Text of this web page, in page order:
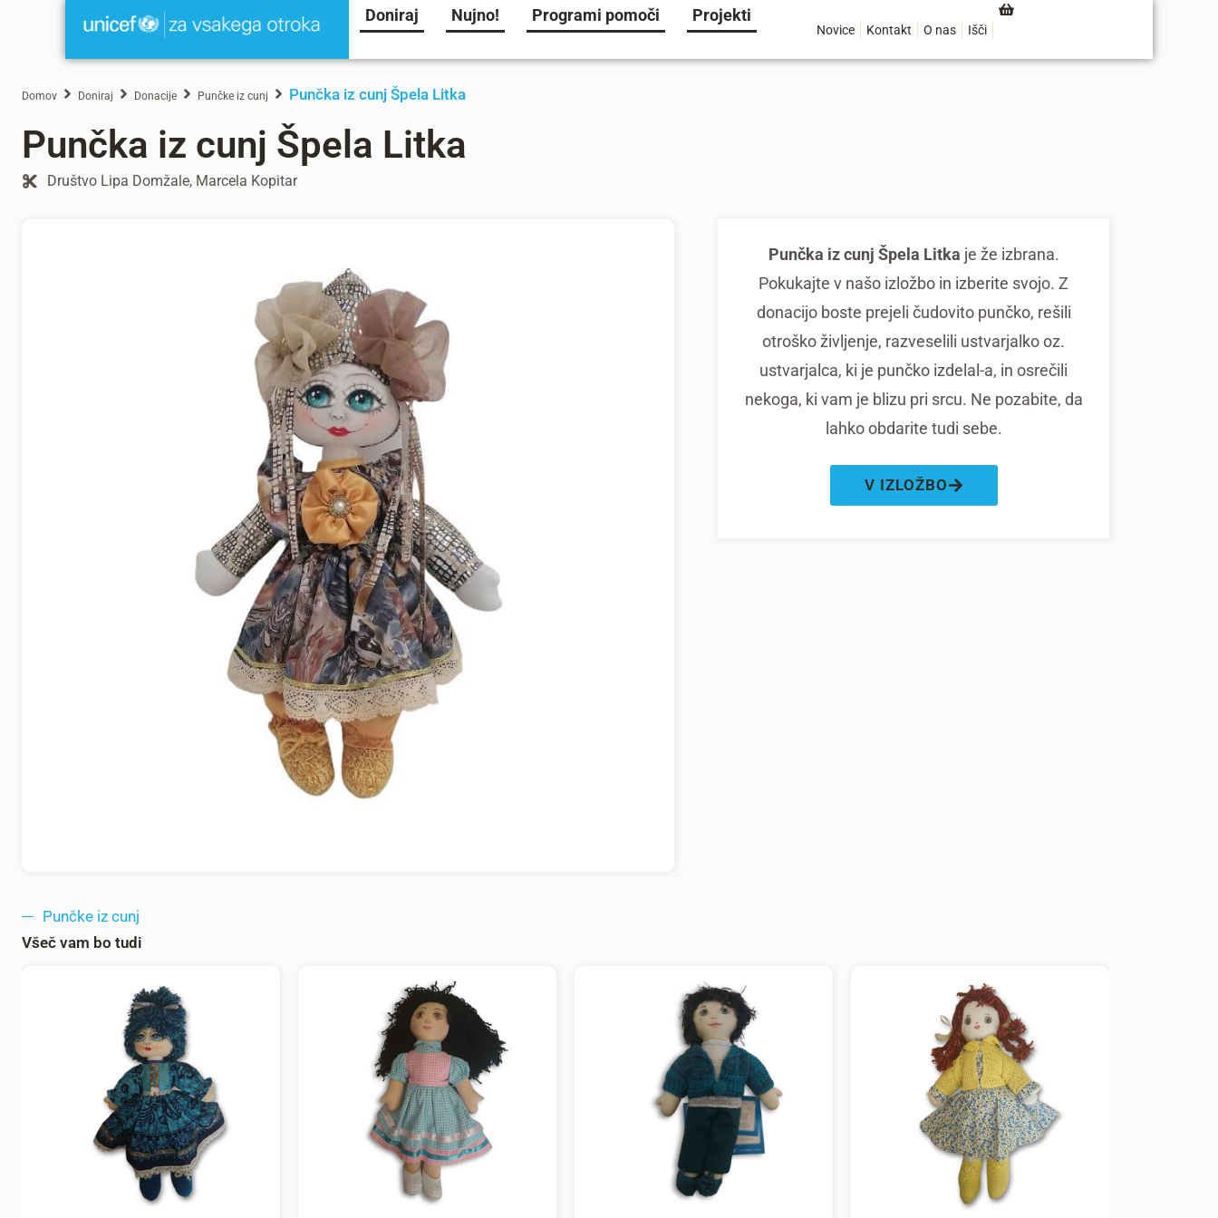
Doniraj Nujno! Programi pomoči Projekti
Novice Kontakt O nas Išči
Domov Doniraj Donacije Punčke iz cunj Punčka iz cunj Špela Litka
Punčka iz cunj Špela Litka
Društvo Lipa Domžale, Marcela Kopitar
Punčka iz cunj Špela Litka je že izbrana.
Pokukajte v našo izložbo in izberite svojo. Z
donacijo boste prejeli čudovito punčko, rešili
otroško življenje, razveselili ustvarjalko oz.
ustvarjalca, ki je punčko izdelal-a, in osrečili
nekoga, ki vam je blizu pri srcu. Ne pozabite, da
lahko obdarite tudi sebe.
V IZLOŽBO
Punčke iz cunj
Všeč vam bo tudi